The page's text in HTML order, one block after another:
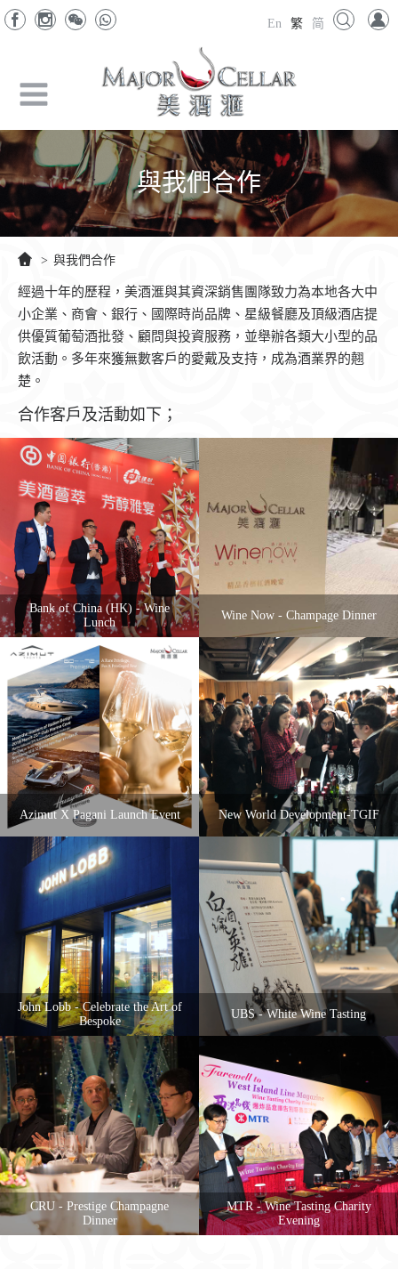
En 繁 简
與我們合作
> 與我們合作
經過十年的歷程，美酒滙與其資深銷售團隊致力為本地各大中
小企業、商會、銀行、國際時尚品牌、星級餐廳及頂級酒店提
供優質葡萄酒批發、顧問與投資服務，並舉辦各類大小型的品
飲活動。多年來獲無數客戶的愛戴及支持，成為酒業界的翹
楚。
合作客戶及活動如下；
Bank of China (HK) - Wine
Lunch
Wine Now - Champage Dinner
Azimut X Pagani Launch Event New World Development-TGIF
John Lobb - Celebrate the Art of
Bespoke
UBS - White Wine Tasting
CRU - Prestige Champagne
Dinner
MTR - Wine Tasting Charity
Evening